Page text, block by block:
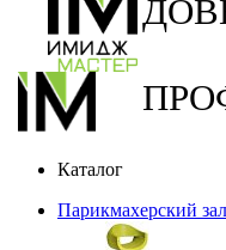
Каталог
Парикмахерский зал